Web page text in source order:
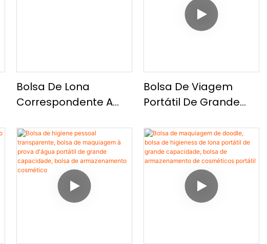
Bolsa De Lona
Correspondente A
Capacidade, Nova
Bolsa De Viagem
Minimalista, Bolsa De
Ombro Casual Da
Bolsa De Viagem
Portátil De Grande
De Ombro De Tecido
De Nylon Casual,
Bolsa De Viagens De
Curta Distância De
Curta Distância